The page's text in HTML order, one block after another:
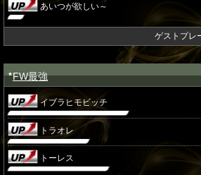
あいつが欲しい～
ゲストプレ
★FW最強
イブラヒモビッチ
トラオレ
トーレス